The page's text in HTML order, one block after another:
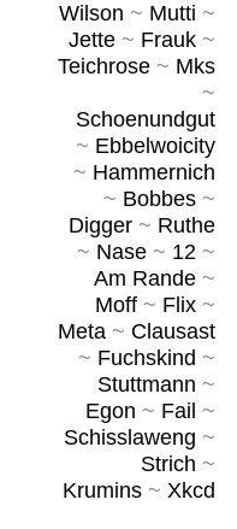
Wilson ~ Mutti ~
Jette~ Frauk~
Teichrose~ Mks
~
Schoenundgut
~ Ebbelwoicity
~ Hammernich
~ Bobbes~
Digger~ Ruthe
~ Nase~ 12~
Am Rande~
Moff~ Flix~
Meta~ Clausast
~ Fuchskind ~
Stuttmann ~
Egon ~ Fail ~
Schisslaweng ~
Strich ~
Krumins~ Xkcd